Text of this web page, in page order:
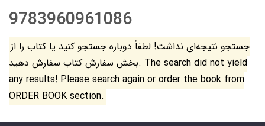
9783960961086
جستجو نتیجه‌ای نداشت! لطفاً دوباره جستجو کنید یا کتاب را از
بخش سفارش کتاب سفارش دهید. The search did not yield
any results! Please search again or order the book from
ORDER BOOK section.